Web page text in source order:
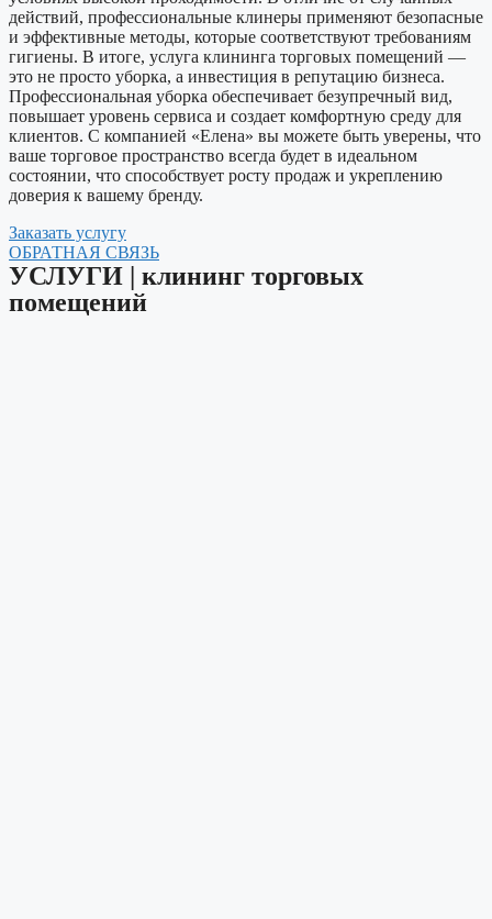
действий, профессиональные клинеры применяют безопасные
и эффективные методы, которые соответствуют требованиям
гигиены. В итоге, услуга клининга торговых помещений —
это не просто уборка, а инвестиция в репутацию бизнеса.
Профессиональная уборка обеспечивает безупречный вид,
повышает уровень сервиса и создает комфортную среду для
клиентов. С компанией «Елена» вы можете быть уверены, что
ваше торговое пространство всегда будет в идеальном
состоянии, что способствует росту продаж и укреплению
доверия к вашему бренду.
Заказать услугу
ОБРАТНАЯ СВЯЗЬ
УСЛУГИ​ | клининг торговых
помещений